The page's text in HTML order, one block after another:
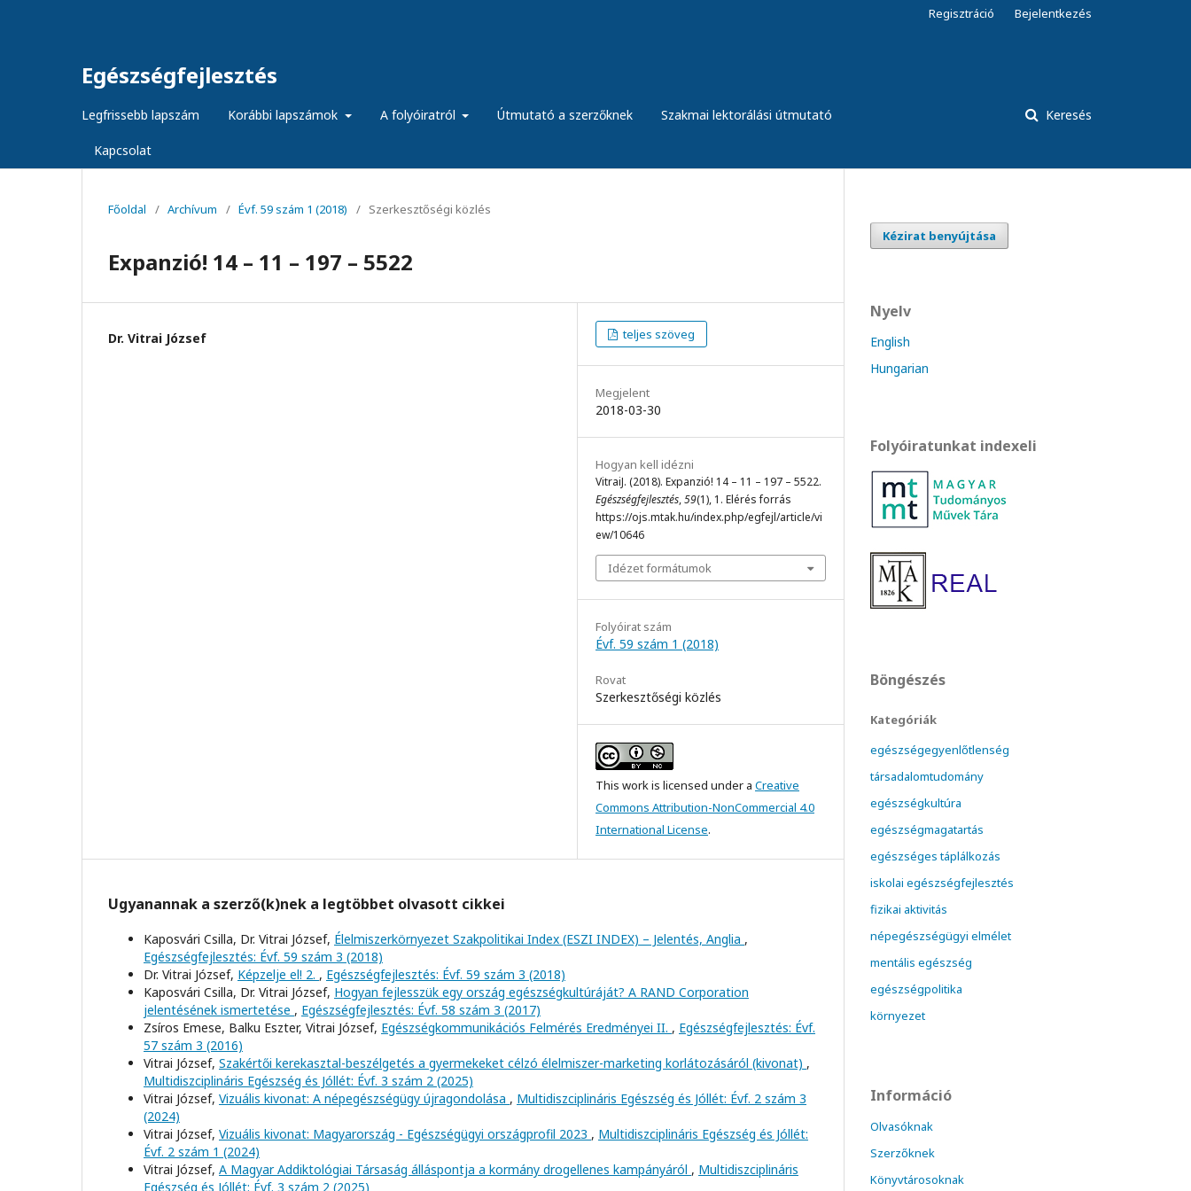
Egészségfejlesztés
Legfrissebb lapszám Korábbi lapszámok A folyóiratról Útmutató a szerzőknek Szakmai lektorálási útmutató
Kapcsolat
Keresés
Regisztráció Bejelentkezés
Főoldal / Archívum / Évf. 59 szám 1 (2018) / Szerkesztőségi közlés
Expanzió! 14 – 11 – 197 – 5522
Dr. Vitrai József teljes szöveg
Megjelent
2018-03-30
Hogyan kell idézni
VitraiJ. (2018). Expanzió! 14 – 11 – 197 – 5522.
Egészségfejlesztés,59(1), 1. Elérés forrás
https://ojs.mtak.hu/index.php/egfejl/article/vi
ew/10646
Idézet formátumok
Folyóirat szám
Évf. 59 szám 1 (2018)
Rovat
Szerkesztőségi közlés
This work is licensed under a Creative
Commons Attribution-NonCommercial 4.0
International License.
Ugyanannak a szerző(k)nek a legtöbbet olvasott cikkei
Kaposvári Csilla, Dr. Vitrai József, Élelmiszerkörnyezet Szakpolitikai Index (ESZI INDEX) – Jelentés, Anglia ,
Egészségfejlesztés: Évf. 59 szám 3 (2018)
Dr. Vitrai József, Képzelje el! 2. , Egészségfejlesztés: Évf. 59 szám 3 (2018)
Kaposvári Csilla, Dr. Vitrai József, Hogyan fejlesszük egy ország egészségkultúráját? A RAND Corporation
jelentésének ismertetése , Egészségfejlesztés: Évf. 58 szám 3 (2017)
Zsíros Emese, Balku Eszter, Vitrai József, Egészségkommunikációs Felmérés Eredményei II. , Egészségfejlesztés: Évf.
57 szám 3 (2016)
Vitrai József, Szakértői kerekasztal-beszélgetés a gyermekeket célzó élelmiszer-marketing korlátozásáról (kivonat) ,
Multidiszciplináris Egészség és Jóllét: Évf. 3 szám 2 (2025)
Vitrai József, Vizuális kivonat: A népegészségügy újragondolása , Multidiszciplináris Egészség és Jóllét: Évf. 2 szám 3
(2024)
Vitrai József, Vizuális kivonat: Magyarország - Egészségügyi országprofil 2023 , Multidiszciplináris Egészség és Jóllét:
Évf. 2 szám 1 (2024)
Vitrai József, A Magyar Addiktológiai Társaság álláspontja a kormány drogellenes kampányáról , Multidiszciplináris
Egészség és Jóllét: Évf. 3 szám 2 (2025)
Kézirat benyújtása
Nyelv
English
Hungarian
Folyóiratunkat indexeli
Böngészés
Kategóriák
egészségegyenlőtlenség
társadalomtudomány
egészségkultúra
egészségmagatartás
egészséges táplálkozás
iskolai egészségfejlesztés
fizikai aktivitás
népegészségügyi elmélet
mentális egészség
egészségpolitika
környezet
Információ
Olvasóknak
Szerzőknek
Könyvtárosoknak